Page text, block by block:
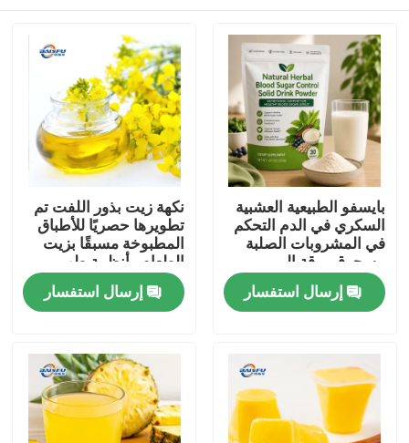
المنتجات
فيديوهات
بايسفو الطبيعية العشبية
السكري في الدم التحكم
في المشروبات الصلبة
مسحوق ورقة المربى
جذر كودزو الجينسنغ
جوجي التوت بذور كاسيا
لدعم الجلوكوز الصحية
إرسال استفسار
نكهة زيت بذور اللفت تم
تطويرها حصريًا للأطباق
المطبوخة مسبقًا بزيت
الطعام وأنظمة طهي
الطعام الصينية
إرسال استفسار